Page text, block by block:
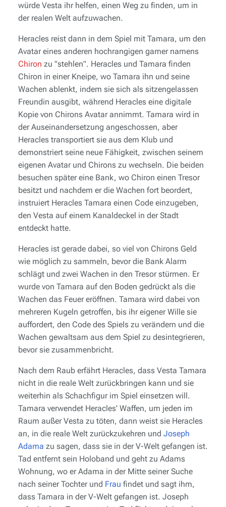
würde Vesta ihr helfen, einen Weg zu finden, um in
der realen Welt aufzuwachen.
Heracles reist dann in dem Spiel mit Tamara, um den
Avatar eines anderen hochrangigen gamer namens
Chiron zu "stehlen". Heracles und Tamara finden
Chiron in einer Kneipe, wo Tamara ihn und seine
Wachen ablenkt, indem sie sich als sitzengelassen
Freundin ausgibt, während Heracles eine digitale
Kopie von Chirons Avatar annimmt. Tamara wird in
der Auseinandersetzung angeschossen, aber
Heracles transportiert sie aus dem Klub und
demonstriert seine neue Fähigkeit, zwischen seinem
eigenen Avatar und Chirons zu wechseln. Die beiden
besuchen später eine Bank, wo Chiron einen Tresor
besitzt und nachdem er die Wachen fort beordert,
instruiert Heracles Tamara einen Code einzugeben,
den Vesta auf einem Kanaldeckel in der Stadt
entdeckt hatte.
Heracles ist gerade dabei, so viel von Chirons Geld
wie möglich zu sammeln, bevor die Bank Alarm
schlägt und zwei Wachen in den Tresor stürmen. Er
wurde von Tamara auf den Boden gedrückt als die
Wachen das Feuer eröffnen. Tamara wird dabei von
mehreren Kugeln getroffen, bis ihr eigener Wille sie
auffordert, den Code des Spiels zu verändern und die
Wachen gewaltsam aus dem Spiel zu desintegrieren,
bevor sie zusammenbricht.
Nach dem Raub erfährt Heracles, dass Vesta Tamara
nicht in die reale Welt zurückbringen kann und sie
weiterhin als Schachfigur im Spiel einsetzen will.
Tamara verwendet Heracles' Waffen, um jeden im
Raum außer Vesta zu töten, dann weist sie Heracles
an, in die reale Welt zurückzukehren und Joseph
Adama zu sagen, dass sie in der V-Welt gefangen ist.
Tad entfernt sein Holoband und geht zu Adams
Wohnung, wo er Adama in der Mitte seiner Suche
nach seiner Tochter und Frau findet und sagt ihm,
dass Tamara in der V-Welt gefangen ist. Joseph